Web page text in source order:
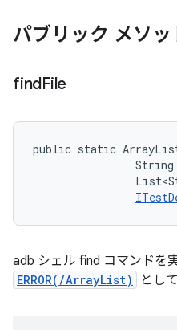
パブリック メソッ
findFile
public static
adb シェル find コマンドを
ERROR(/ArrayList) とし